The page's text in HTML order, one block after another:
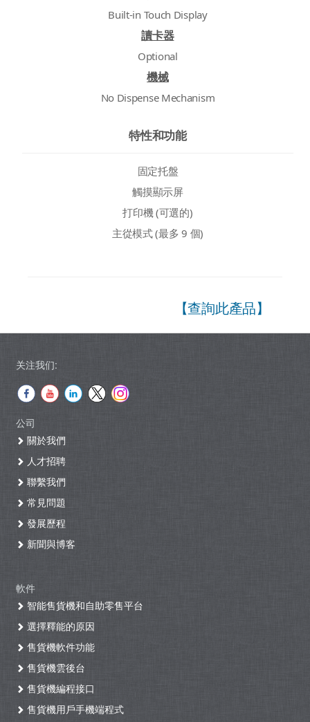
Built-in Touch Display
讀卡器
Optional
機械
No Dispense Mechanism
特性和功能
固定托盤
觸摸顯示屏
打印機 (可選的)
主從模式 (最多 9 個)
【查詢此產品】
关注我们:
公司
關於我們
人才招聘
聯繫我們
常見問題
發展歷程
新聞與博客
軟件
智能售貨機和自助零售平台
選擇釋能的原因
售貨機軟件功能
售貨機雲後台
售貨機編程接口
售貨機用戶手機端程式